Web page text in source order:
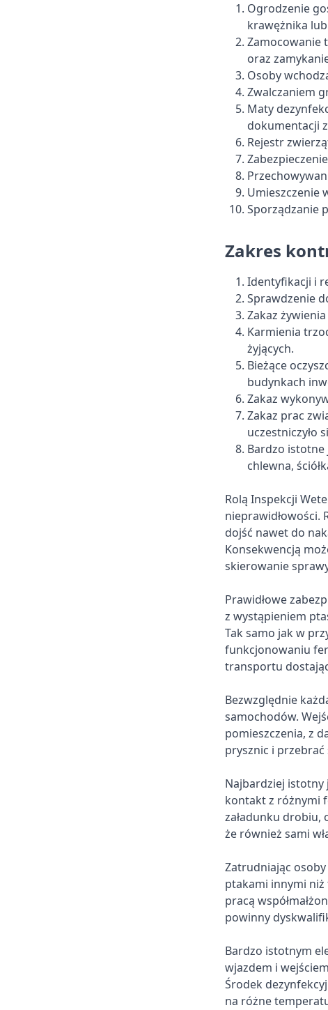
Ogrodzenie
krawężnika
Zamocowanie
oraz
Osoby
Zwalczaniem
Maty
dokumentacji
Rejestr
Umieszczenie
Sporządzanie
Zakres
Identyfikacji i
Sprawdzenie
Zakaz
Karmienia
żyjących.
Bieżące
budynkach
Zakaz
Zakaz prac
uczestniczyło
Bardzo
chlewna,
Rolą Inspekcji
nieprawidłowości.
dojść nawet do
Konsekwencją
skierowanie
Prawidłowe
z wystąpieniem
Tak samo jak w
funkcjonowaniu
transportu
Bezwzględnie
samochodów.
pomieszczenia, z
prysznic i
Najbardziej istotny
kontakt z różnymi
załadunku drobiu,
że również sami
Zatrudniając
ptakami innymi
pracą
powinny
Bardzo istotnym
wjazdem i
Środek
na różne